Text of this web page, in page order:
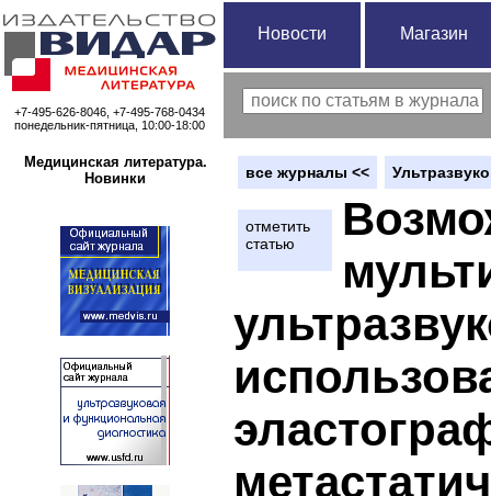
+7-495-626-8046, +7-495-768-0434
понедельник-пятница, 10:00-18:00
Новости Магазин
Медицинская литература.
Новинки
вce журналы <<
отметить
статью